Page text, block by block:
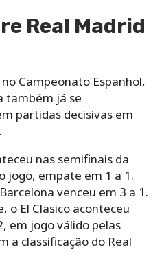
Real Madrid
Campeonato Espanhol,
também já se
partidas decisivas em
nas semifinais da
jogo, empate em 1 a 1.
venceu em 3 a 1.
o El Clasico aconteceu
em jogo válido pelas
a classificação do Real